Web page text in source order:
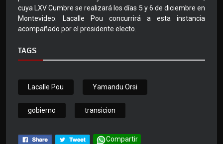
cuya LXV Cumbre se realizará los días 5 y 6 de diciembre en
Montevideo. Lacalle Pou concurrirá a esta instancia
acompañado por el presidente electo.
TAGS
Lacalle Pou Yamandu Orsi
gobierno transicion
Compartir